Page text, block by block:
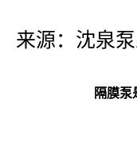
来源：沈泉
隔膜泵是